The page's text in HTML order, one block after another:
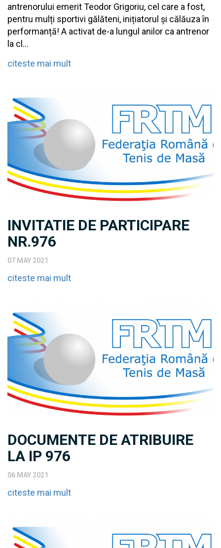
antrenorului emerit Teodor Grigoriu, cel care a fost,
pentru mulți sportivi gălăteni, inițiatorul și călăuza în
performanță! A activat de-a lungul anilor ca antrenor
la cl...
citeste mai mult
INVITATIE DE PARTICIPARE
NR.976
07 MAY 2021
citeste mai mult
DOCUMENTE DE ATRIBUIRE
LA IP 976
06 MAY 2021
citeste mai mult